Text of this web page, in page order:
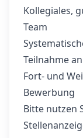
Kollegiales,
Team
Teilnahme
Fort- und
Bewerbung
Bitte nutzen